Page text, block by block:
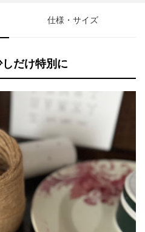
仕様・サイズ
だけ特別に